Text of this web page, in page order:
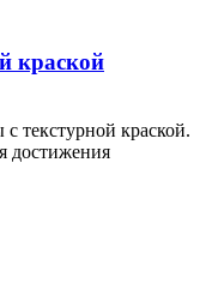
краской
текстурной краской.
достижения